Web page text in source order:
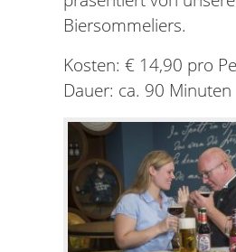
Biersommeliers.
Kosten: € 14,90 pro
Dauer: ca. 90 Minuten